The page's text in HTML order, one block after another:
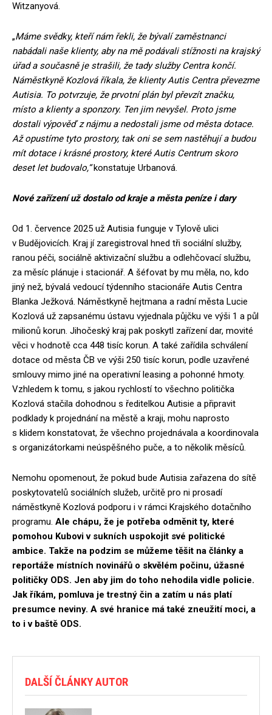
Witzanyová.
„Máme svědky, kteří nám řekli, že bývalí zaměstnanci
nabádali naše klienty, aby na mě podávali stížnosti na krajský
úřad a současně je strašili, že tady služby Centra končí.
Náměstkyně Kozlová říkala, že klienty Autis Centra převezme
Autisia. To potvrzuje, že prvotní plán byl převzít značku,
místo a klienty a sponzory. Ten jim nevyšel. Proto jsme
dostali výpověď z nájmu a nedostali jsme od města dotace.
Až opustíme tyto prostory, tak oni se sem nastěhují a budou
mít dotace i krásné prostory, které Autis Centrum skoro
deset let budovalo,“konstatuje Urbanová.
Nové zařízení už dostalo od kraje a města peníze i dary
Od 1. července 2025 už Autisia funguje v Tylově ulici
v Budějovicích. Kraj jí zaregistroval hned tři sociální služby,
ranou péči, sociálně aktivizační službu a odlehčovací službu,
za měsíc plánuje i stacionář. A šéfovat by mu měla, no, kdo
jiný než, bývalá vedoucí týdenního stacionáře Autis Centra
Blanka Ježková. Náměstkyně hejtmana a radní města Lucie
Kozlová už zapsanému ústavu vyjednala půjčku ve výši 1 a půl
milionů korun. Jihočeský kraj pak poskytl zařízení dar, movité
věci v hodnotě cca 448 tisíc korun. A také zařídila schválení
dotace od města ČB ve výši 250 tisíc korun, podle uzavřené
smlouvy mimo jiné na operativní leasing a pohonné hmoty.
Vzhledem k tomu, s jakou rychlostí to všechno politička
Kozlová stačila dohodnou s ředitelkou Autisie a připravit
podklady k projednání na městě a kraji, mohu naprosto
s klidem konstatovat, že všechno projednávala a koordinovala
s organizátorkami neúspěšného puče, a to několik měsíců.
Nemohu opomenout, že pokud bude Autisia zařazena do sítě
poskytovatelů sociálních služeb, určitě pro ni prosadí
náměstkyně Kozlová podporu i v rámci Krajského dotačního
programu. Ale chápu, že je potřeba odměnit ty, které
pomohou Kubovi v sukních uspokojit své politické
ambice. Takže na podzim se můžeme těšit na články a
reportáže místních novinářů o skvělém počinu, úžasné
političky ODS. Jen aby jim do toho nehodila vidle policie.
Jak říkám, pomluva je trestný čin a zatím u nás platí
presumce neviny. A své hranice má také zneužití moci, a
to i v baště ODS.
DALŠÍ ČLÁNKY AUTOR